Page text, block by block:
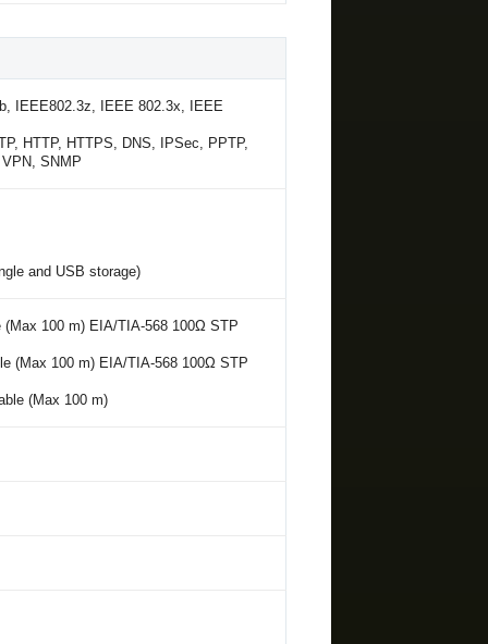
IEEE802.3z, IEEE 802.3x, IEEE
HTTP, HTTPS, DNS, IPSec, PPTP,
SNMP
and USB storage)
100 m) EIA/TIA-568 100Ω STP
(Max 100 m) EIA/TIA-568 100Ω STP
(Max 100 m)